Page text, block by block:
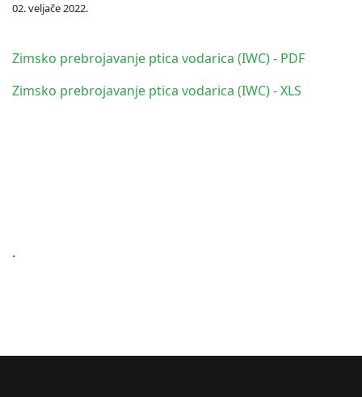
02. veljače 2022.
Zimsko prebrojavanje ptica vodarica (IWC) - PDF
Zimsko prebrojavanje ptica vodarica (IWC) - XLS
.